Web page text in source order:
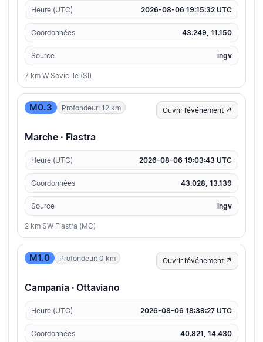
Heure (UTC) 2026-08-06 19:15:32 UTC
Coordonnées 43.249, 11.150
Source ingv
7 km W Sovicille (SI)
M0.3 Profondeur: 12 km Ouvrir l’événement ↗
Marche · Fiastra
Heure (UTC) 2026-08-06 19:03:43 UTC
Coordonnées 43.028, 13.139
Source ingv
2 km SW Fiastra (MC)
M1.0 Profondeur: 0 km Ouvrir l’événement ↗
Campania · Ottaviano
Heure (UTC) 2026-08-06 18:39:27 UTC
Coordonnées 40.821, 14.430